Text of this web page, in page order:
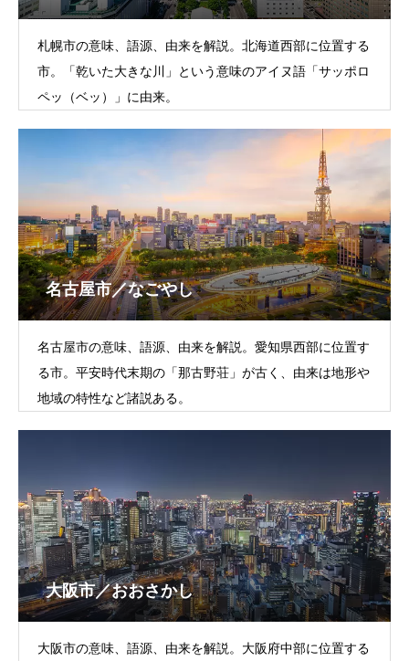
札幌市の意味、語源、由来を解説。北海道西部に位置する
市。「乾いた大きな川」という意味のアイヌ語「サッポロ
ペッ（ベッ）」に由来。
名古屋市／なごやし
名古屋市の意味、語源、由来を解説。愛知県西部に位置す
る市。平安時代末期の「那古野荘」が古く、由来は地形や
地域の特性など諸説ある。
大阪市／おおさかし
大阪市の意味、語源、由来を解説。大阪府中部に位置する